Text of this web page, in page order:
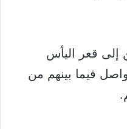
إلى قعر اليأس
فيما بينهم من